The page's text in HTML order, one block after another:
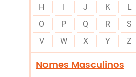
H
I J K L
O
P Q R S
V
W X Y Z
Nomes Masculinos